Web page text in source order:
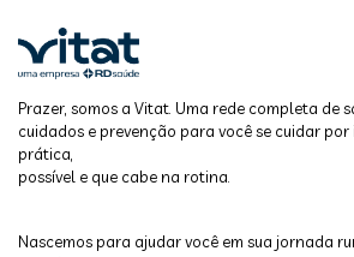
Prazer, somos a Vitat. Uma rede completa de
cuidados e prevenção para você se cuidar
prática,
possível e que cabe na rotina.
Nascemos para ajudar você em sua jornada